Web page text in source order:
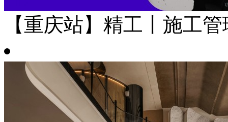
【重庆站】精工丨施工管